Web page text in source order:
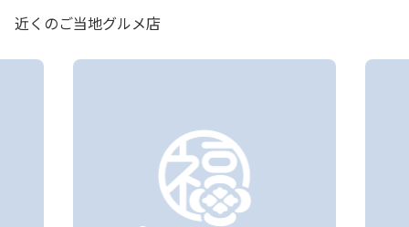
近くのご当地グルメ店